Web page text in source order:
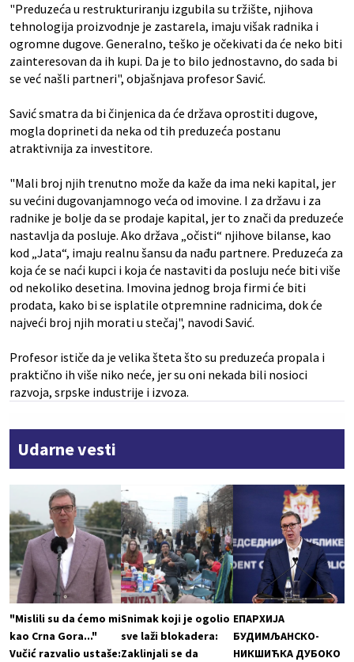
"Preduzeća u restrukturiranju izgubila su tržište, njihova
tehnologija proizvodnje je zastarela, imaju višak radnika i
ogromne dugove. Generalno, teško je očekivati da će neko biti
zainteresovan da ih kupi. Da je to bilo jednostavno, do sada bi
se već našli partneri", objašnjava profesor Savić.
Savić smatra da bi činjenica da će država oprostiti dugove,
mogla doprineti da neka od tih preduzeća postanu
atraktivnija za investitore.
"Mali broj njih trenutno može da kaže da ima neki kapital, jer
su većini dugovanjamnogo veća od imovine. I za državu i za
radnike je bolje da se prodaje kapital, jer to znači da preduzeće
nastavlja da posluje. Ako država „očisti“ njihove bilanse, kao
kod „Jata“, imaju realnu šansu da nađu partnere. Preduzeća za
koja će se naći kupci i koja će nastaviti da posluju neće biti više
od nekoliko desetina. Imovina jednog broja firmi će biti
prodata, kako bi se isplatile otpremnine radnicima, dok će
najveći broj njih morati u stečaj", navodi Savić.
Profesor ističe da je velika šteta što su preduzeća propala i
praktično ih više niko neće, jer su oni nekada bili nosioci
razvoja, srpske industrije i izvoza.
Udarne vesti
"Mislili su da ćemo mi
kao Crna Gora..."
Vučić razvalio ustaše:
Snimak koji je ogolio
sve laži blokadera:
Zaklinjali se da
ЕПАРХИЈА
БУДИМЉАНСКО-
НИКШИЋКА ДУБОКО